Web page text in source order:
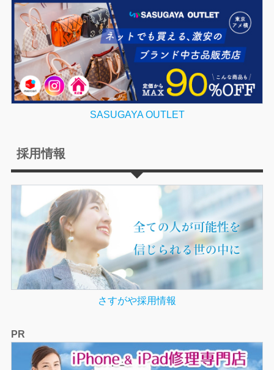
SASUGAYA OUTLET
採用情報
さすがや採用情報
PR